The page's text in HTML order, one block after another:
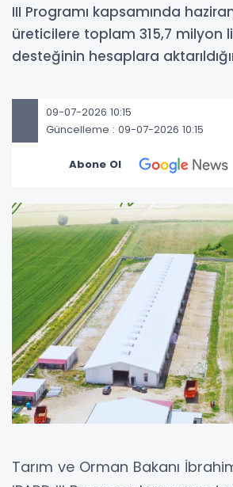
III Programı kapsamında
üreticilere toplam 315,7 milyon
desteğinin hesaplara
09-07-2026 10:15
Güncelleme : 09-07-2026 10:15
Abone Ol
Tarım ve Orman Bakanı